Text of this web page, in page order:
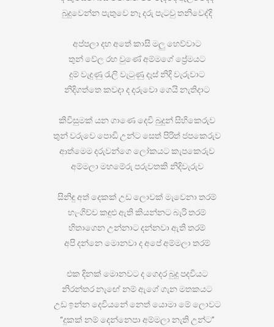
බුදුවෙන්න පැතුවෙ නෑ දරු පැටවු තනිවෙද්දි
අප්පලා දහ අතේ කාසි මලු හෙව්වාට
තුන් වේල රහ වුණේ අම්මගේ ප්‍රේමයට
දුම් වැදුණු රැලි වැටුණු දෑස් නිදි වැරුවාට
නිදිගත්තෙ කවදා ද දරුවො ගෙයි නැතිදාට
කිවිසුමක් යන ගාණෙ දෙවි බුදුන් සිහිකෙරුව
තුන් වරුවෙ පොඩි උන්ට සෙත් පිරිත් ජපකෙරුව
ආත්මෙම දරුවන්ගෙ ලෝකයට කැපකෙරුව
අම්මලා මහමේරු පරුවතකි නිදිවැරුව
සිනිඳු අත් දෙකක් උඩ ලොවක් මැවෙනා තරම්
හැංගිච්ච කඳුළු ඇති කියන්නට බැරි තරම්
හිතාගෙන උන්නාට දන්නවා ඇති තරම්
අපි දන්නෙ මොනවා ද අපේ අම්මලා තරම්
එක දිනක් මොනවට ද ගෙදර බුදු පදවියට
නිරන්තර නැඟේ නම් ඇගේ ගැන මතකයට
උඩ ඉන්න දෙවියනේ නෙත් යොමා මේ ලොවට
“දුකක් නම් දෙන්නෙපා අම්මලා නැති උන්ට”